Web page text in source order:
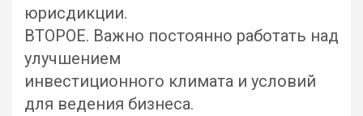
юрисдикции.
ВТОРОЕ. Важно постоянно работать над
улучшением
инвестиционного климата и условий
для ведения бизнеса.